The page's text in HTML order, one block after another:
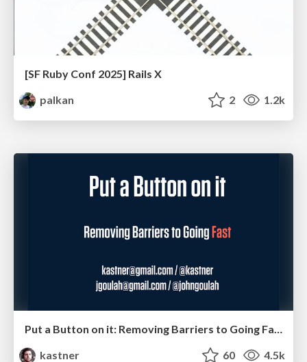
[SF Ruby Conf 2025] Rails X
palkan
2 1.2k
kastner
60 4.5k